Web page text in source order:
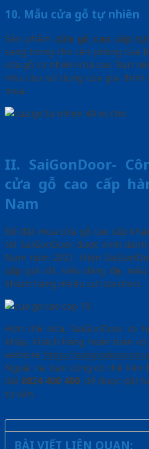
10. Mẫu cửa gỗ tự nhiên
Sản phẩm cửa gỗ cao cấp tự
sang trọng cho căn phòng của
cửa gỗ tự nhiên khá cao. Bạn
nhu cầu sử dụng của gia
mua.
II. SaiGonDoor-
cửa gỗ cao cấp
Nam
Để đặt mua cửa gỗ cao cấp
tới SaiGonDoor được vinh
Nam năm 2021. Hiện
cấp giá tốt, kiểu dáng đẹp,
khách hàng nhiều sự lựa chọn.
Hơn thế nữa, SaiGonDoor có
khắp, khách hàng hoàn toàn
website https://
Ngoài ra, bạn cũng có thể
đài 0824 400 400 để được đặt
tư vấn.
BÀI VIẾT LIÊN QUAN: